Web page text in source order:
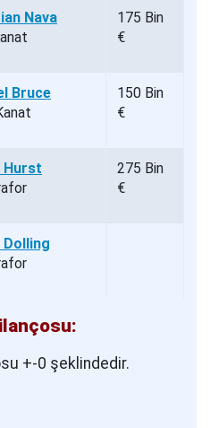
Nava
175 Bin
€
Bruce
150 Bin
€
Hurst
275 Bin
€
Dolling
+-0 şeklindedir.